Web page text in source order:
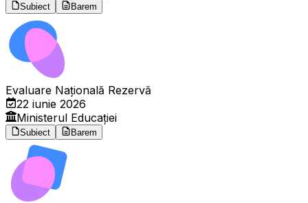
Subiect Barem
Evaluare Națională Rezervă
22 iunie 2026
Ministerul Educației
Subiect Barem